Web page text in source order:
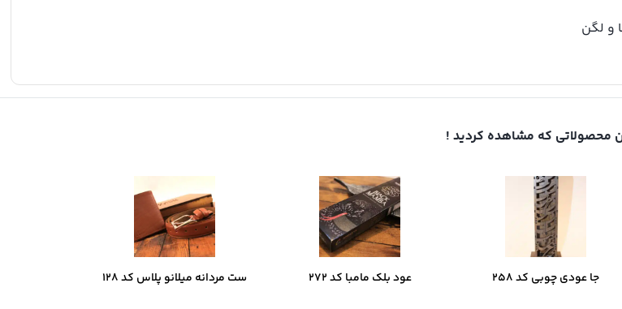
و لگن
محصولاتی که مشاهده کردید !
جا عودی چوبی کد 258 عود بلک مامبا کد 272 ست مردانه میلانو پلاس کد 128